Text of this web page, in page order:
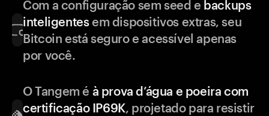
Com a configuração sem seed e backups
inteligentesem dispositivos extras, seu
Bitcoin está seguro e acessível apenas
por você.
O Tangem é à prova d’água e poeira com
certificação IP69K, projetado para resistir